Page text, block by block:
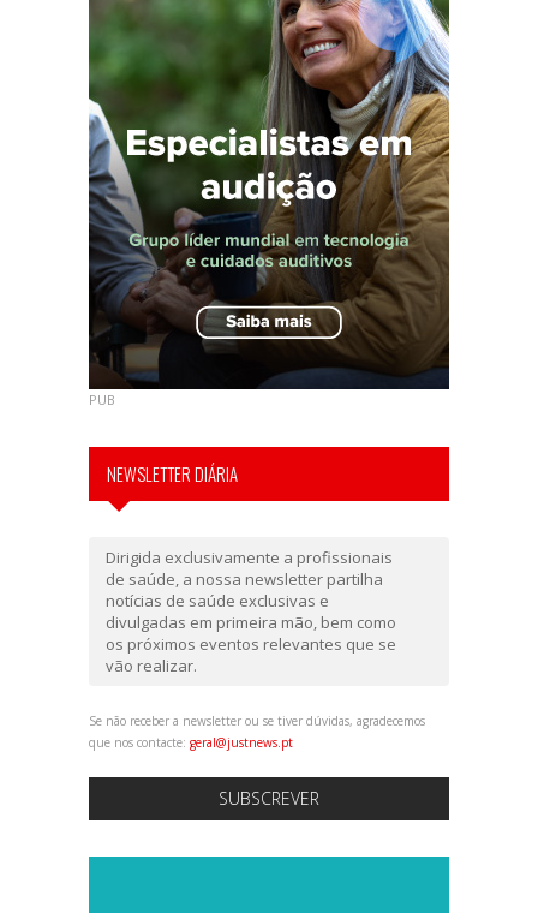
PUB
NEWSLETTER DIÁRIA
Dirigida exclusivamente a profissionais
de saúde, a nossa newsletter partilha
notícias de saúde exclusivas e
divulgadas em primeira mão, bem como
os próximos eventos relevantes que se
vão realizar.
Se não receber a newsletter ou se tiver dúvidas, agradecemos
que nos contacte: geral@justnews.pt
SUBSCREVER